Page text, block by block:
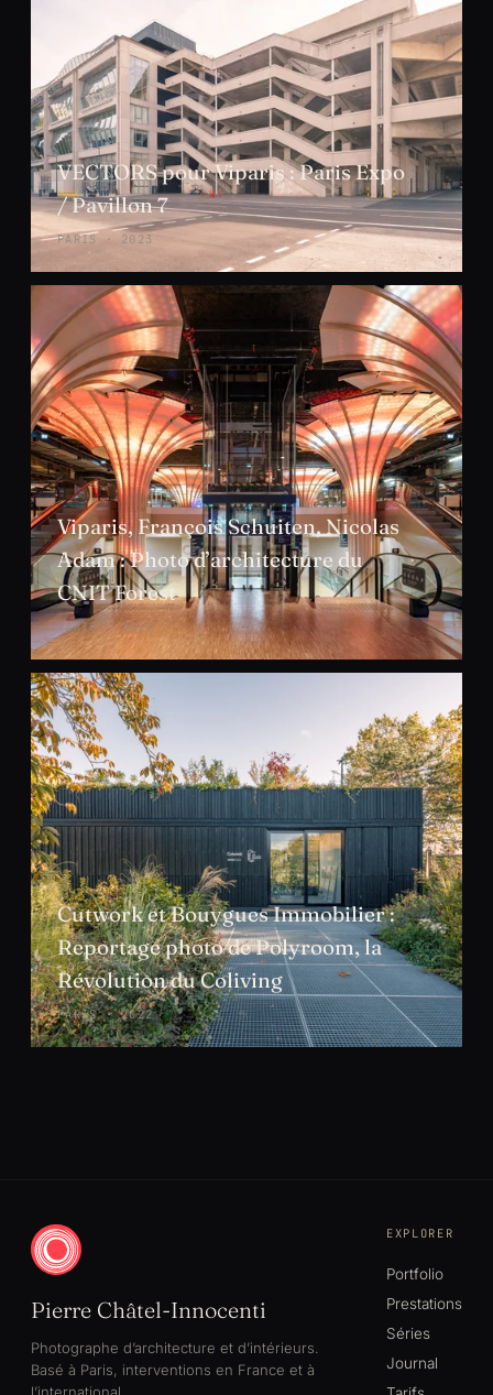
VECTORS pour Viparis : Paris Expo
/ Pavillon 7
PARIS · 2023
Viparis, François Schuiten, Nicolas
Adam : Photo d’architecture du
CNIT Forest
PARIS · 2023
Cutwork et Bouygues Immobilier :
Reportage photo de Polyroom, la
Révolution du Coliving
PARIS · 2022
Pierre Châtel-Innocenti
Photographe d’architecture et d’intérieurs.
Basé à Paris, interventions en France et à
EXPLORER
Portfolio
Prestations
Séries
Journal